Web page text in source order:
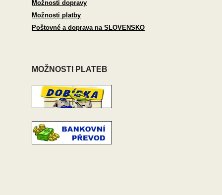
Možnosti dopravy
Možnosti platby
Poštovné a doprava na SLOVENSKO
MOŽNOSTI PLATEB